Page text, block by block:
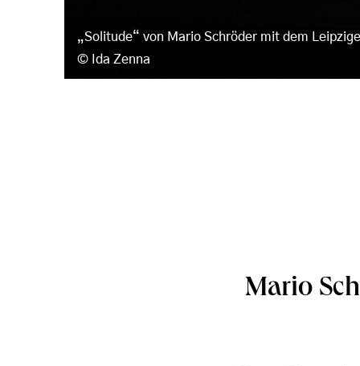
„Solitude“ von Mario Schröder mit dem
Ida Zenna
Mario